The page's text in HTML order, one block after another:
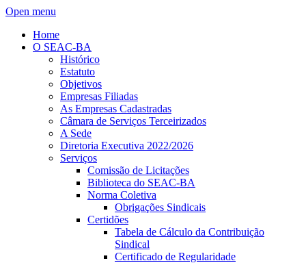
Open menu
Home
O SEAC-BA
Histórico
Estatuto
Objetivos
Empresas Filiadas
As Empresas Cadastradas
Câmara de Serviços Terceirizados
A Sede
Diretoria Executiva 2022/2026
Serviços
Comissão de Licitações
Biblioteca do SEAC-BA
Norma Coletiva
Obrigações Sindicais
Certidões
Tabela de Cálculo da Contribuição
Sindical
Certificado de Regularidade